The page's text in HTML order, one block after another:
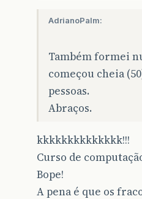
AdrianoPalm:
Também formei
começou cheia
pessoas.
Abraços.
kkkkkkkkkkkkkk!!!
Curso de
Bope!
A pena é que os